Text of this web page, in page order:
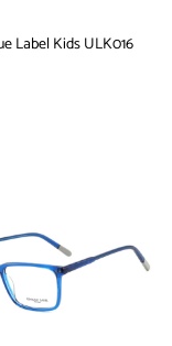
Label Kids ULK016